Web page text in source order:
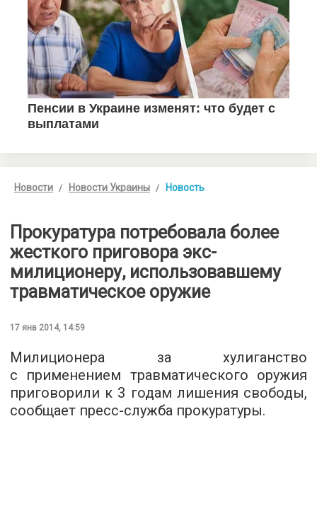
Новости Новости Украины Новость
Прокуратура потребовала более
жесткого приговора экс-
милиционеру, использовавшему
травматическое оружие
17 янв 2014, 14:59
Милиционера за хулиганство
с применением травматического оружия
приговорили к 3 годам лишения свободы,
сообщает пресс-служба прокуратуры.